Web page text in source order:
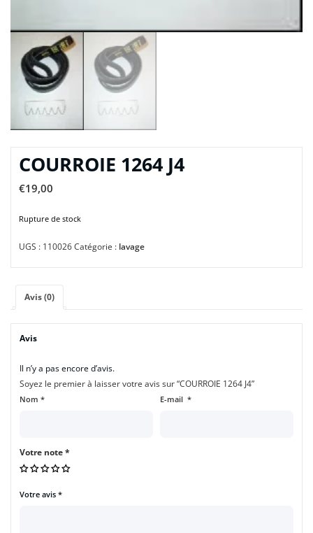
COURROIE 1264 J4
€19,00
Rupture de stock
UGS : 110026Catégorie : lavage
Avis (0)
Avis
Il n’y a pas encore d’avis.
Soyez le premier à laisser votre avis sur “COURROIE 1264 J4”
Nom * E-mail *
Votre note*
Votre avis *